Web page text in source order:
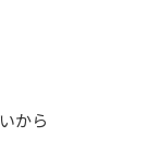
から